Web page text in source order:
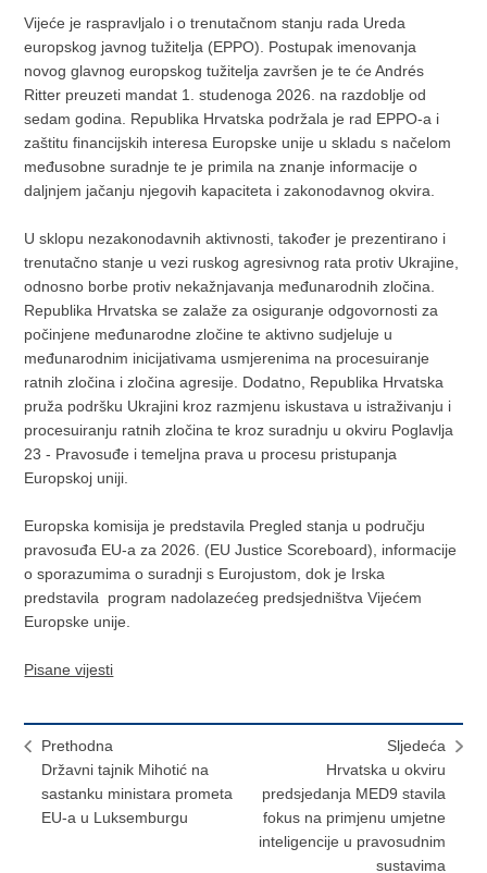
Vijeće je raspravljalo i o trenutačnom stanju rada Ureda
europskog javnog tužitelja (EPPO). Postupak imenovanja
novog glavnog europskog tužitelja završen je te će Andrés
Ritter preuzeti mandat 1. studenoga 2026. na razdoblje od
sedam godina. Republika Hrvatska podržala je rad EPPO-a i
zaštitu financijskih interesa Europske unije u skladu s načelom
međusobne suradnje te je primila na znanje informacije o
daljnjem jačanju njegovih kapaciteta i zakonodavnog okvira.
U sklopu nezakonodavnih aktivnosti, također je prezentirano i
trenutačno stanje u vezi ruskog agresivnog rata protiv Ukrajine,
odnosno borbe protiv nekažnjavanja međunarodnih zločina.
Republika Hrvatska se zalaže za osiguranje odgovornosti za
počinjene međunarodne zločine te aktivno sudjeluje u
međunarodnim inicijativama usmjerenima na procesuiranje
ratnih zločina i zločina agresije. Dodatno, Republika Hrvatska
pruža podršku Ukrajini kroz razmjenu iskustava u istraživanju i
procesuiranju ratnih zločina te kroz suradnju u okviru Poglavlja
23 - Pravosuđe i temeljna prava u procesu pristupanja
Europskoj uniji.
Europska komisija je predstavila Pregled stanja u području
pravosuđa EU-a za 2026. (EU Justice Scoreboard), informacije
o sporazumima o suradnji s Eurojustom, dok je Irska
predstavila program nadolazećeg predsjedništva Vijećem
Europske unije.
Pisane vijesti
Prethodna
Državni tajnik Mihotić na
sastanku ministara prometa
EU-a u Luksemburgu
Sljedeća
Hrvatska u okviru
predsjedanja MED9 stavila
fokus na primjenu umjetne
inteligencije u pravosudnim
sustavima